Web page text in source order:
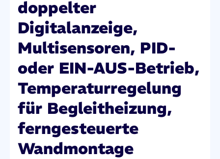
doppelter
Digitalanzeige,
Multisensoren, PID-
oder EIN-AUS-Betrieb,
Temperaturregelung
für Begleitheizung,
ferngesteuerte
Wandmontage